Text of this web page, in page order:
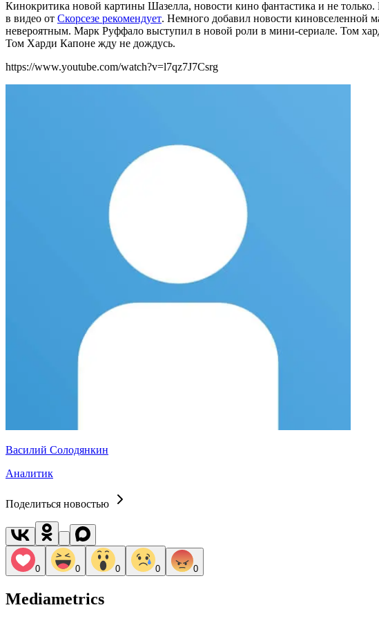
Кинокритика новой картины Шазелла, новости кино фантастика и не
в видео от Скорсезе рекомендует. Немного добавил новости киновселенной
невероятным. Марк Руффало выступил в новой роли в мини-сериале. Том
Том Харди Капоне жду не дождусь.
https://www.youtube.com/watch?v=l7qz7J7Csrg
Василий Солодянкин
Аналитик
Поделиться новостью
0 0 0 0 0
Mediametrics